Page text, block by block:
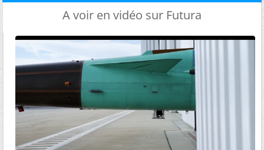
A voir en vidéo sur Futura